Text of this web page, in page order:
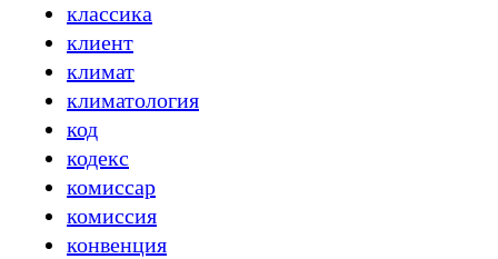
классика
клиент
климат
климатология
код
кодекс
комиссар
комиссия
конвенция